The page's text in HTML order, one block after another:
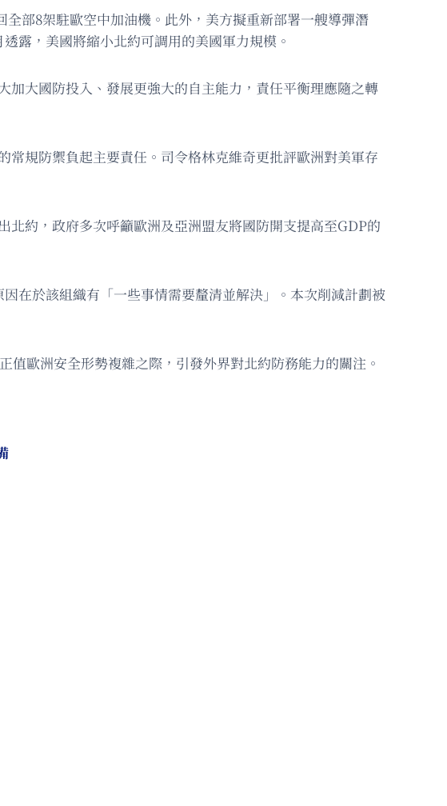
部8架駐歐空中加油機。此外，美方擬重新部署一艘導彈潛
露，美國將縮小北約可調用的美國軍力規模。
大國防投入、發展更強大的自主能力，責任平衡理應隨之轉
規防禦負起主要責任。司令格林克維奇更批評歐洲對美軍存
約，政府多次呼籲歐洲及亞洲盟友將國防開支提高至GDP的
在於該組織有「一些事情需要釐清並解決」。本次削減計劃被
歐洲安全形勢複雜之際，引發外界對北約防務能力的關注。